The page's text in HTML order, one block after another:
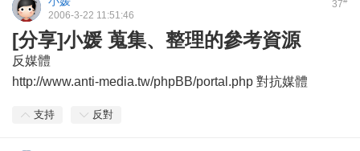
37
2006-3-22 11:51:46
[分享]小媛 蒐集、整理的參考資源
反媒體
http://www.anti-media.tw/phpBB/portal.php 對抗媒體
支持 反對